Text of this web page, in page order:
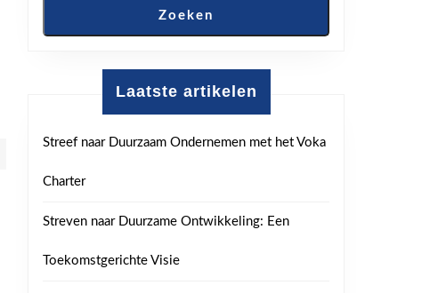
Zoeken
Laatste artikelen
Streef naar Duurzaam Ondernemen met het Voka
Charter
Streven naar Duurzame Ontwikkeling: Een
Toekomstgerichte Visie